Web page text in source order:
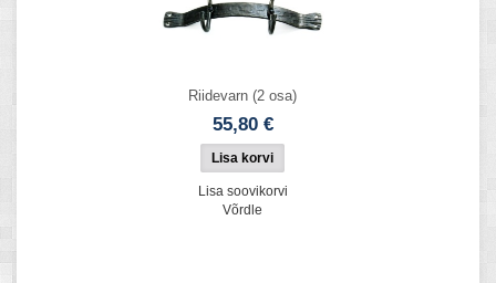
Riidevarn (2 osa)
55,80 €
Lisa soovikorvi
Võrdle